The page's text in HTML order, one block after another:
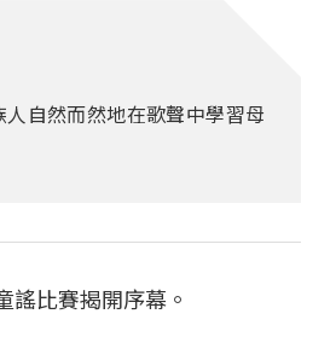
自然而然地在歌聲中學習母
比賽揭開序幕。